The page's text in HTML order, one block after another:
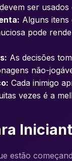
ser
Alguns itens
pode
As decisões
não-
Cada inimigo
vezes é a
estão